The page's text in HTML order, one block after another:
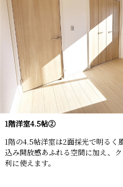
1階洋室4.5帖②
1階の4.5帖洋室は2面採光で明るく
込み開放感あふれる空間に加え、
利に使えます。